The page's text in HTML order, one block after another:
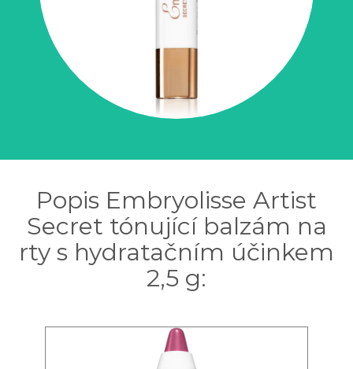
Popis Embryolisse Artist
Secret tónující balzám na
rty s hydratačním účinkem
2,5 g: